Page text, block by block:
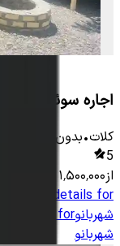
اجاره سوئیت در
کلات•بدون اتاق
5
از۱٬۵۰۰٬۰۰۰
View details for
شهربانوdetails for
شهربانو